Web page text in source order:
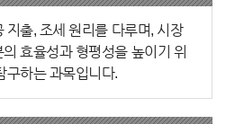
지출, 조세 원리를 다루며, 시장
효율성과 형평성을 높이기 위
구하는 과목입니다.